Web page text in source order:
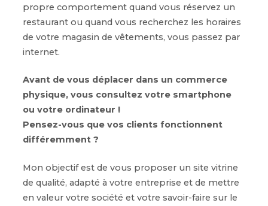
propre comportement quand vous réservez un
restaurant ou quand vous recherchez les horaires
de votre magasin de vêtements, vous passez par
internet.
Avant de vous déplacer dans un commerce
physique, vous consultez votre smartphone
ou votre ordinateur !
Pensez-vous que vos clients fonctionnent
différemment ?
Mon objectif est de vous proposer un site vitrine
de qualité, adapté à votre entreprise et de mettre
en valeur votre société et votre savoir-faire sur le